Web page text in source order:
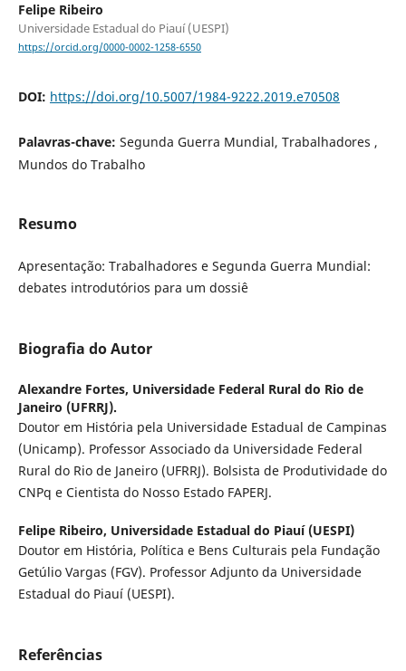
Felipe Ribeiro
Universidade Estadual do Piauí (UESPI)
https://orcid.org/0000-0002-1258-6550
DOI: https://doi.org/10.5007/1984-9222.2019.e70508
Palavras-chave: Segunda Guerra Mundial, Trabalhadores ,
Mundos do Trabalho
Resumo
Apresentação: Trabalhadores e Segunda Guerra Mundial:
debates introdutórios para um dossiê
Biografia do Autor
Alexandre Fortes, Universidade Federal Rural do Rio de
Janeiro (UFRRJ).
Doutor em História pela Universidade Estadual de Campinas
(Unicamp). Professor Associado da Universidade Federal
Rural do Rio de Janeiro (UFRRJ). Bolsista de Produtividade do
CNPq e Cientista do Nosso Estado FAPERJ.
Felipe Ribeiro, Universidade Estadual do Piauí (UESPI)
Doutor em História, Política e Bens Culturais pela Fundação
Getúlio Vargas (FGV). Professor Adjunto da Universidade
Estadual do Piauí (UESPI).
Referências